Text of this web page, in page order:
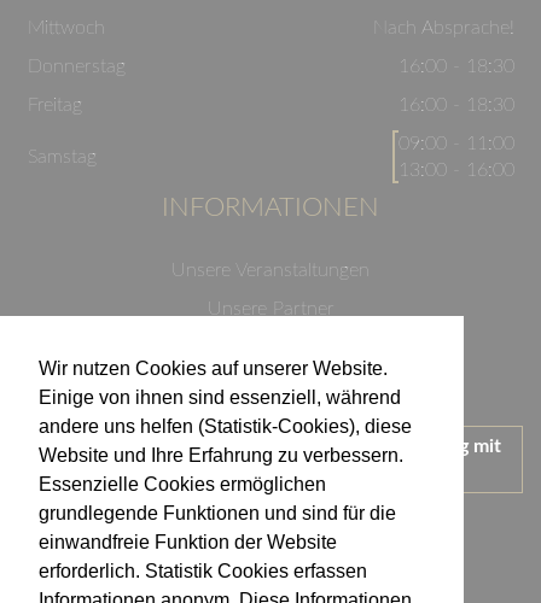
Wir nutzen Cookies auf unserer Website.
Einige von ihnen sind essenziell, während
andere uns helfen (Statistik-Cookies), diese
Website und Ihre Erfahrung zu verbessern.
Essenzielle Cookies ermöglichen
grundlegende Funktionen und sind für die
einwandfreie Funktion der Website
erforderlich. Statistik Cookies erfassen
Mittwoch
Nach Absprache!
Donnerstag
16:00 - 18:30
Freitag
16:00 - 18:30
Samstag
09:00 - 11:00
13:00 - 16:00
INFORMATIONEN
Unsere Veranstaltungen
Unsere Partner
Impressum
Wir treten für einen verantwortungsvollen Umgang mit
Alkohol ein.
KONTAKT
Weingut Kistenmacher & Hengerer